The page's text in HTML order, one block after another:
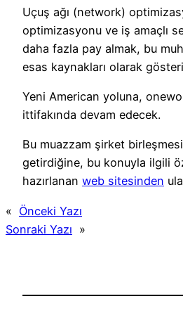
Uçuş ağı (network)
optimizasyonu ve iş amaçlı
daha fazla pay almak, bu
esas kaynakları olarak
Yeni American yoluna,
ittifakında devam edecek.
Bu muazzam şirket
getirdiğine, bu konuyla ilgili
hazırlanan web sitesinden
« Önceki Yazı
Sonraki Yazı »